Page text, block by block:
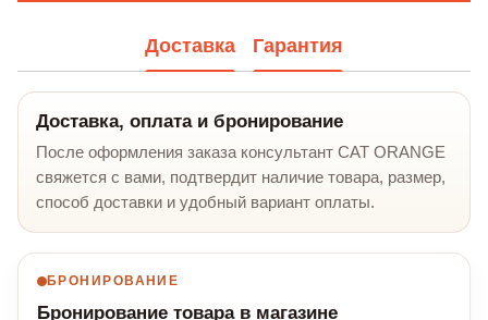
Доставка Гарантия
Доставка, оплата и бронирование
После оформления заказа консультант CAT ORANGE
свяжется с вами, подтвердит наличие товара, размер,
способ доставки и удобный вариант оплаты.
БРОНИРОВАНИЕ
Бронирование товара в магазине